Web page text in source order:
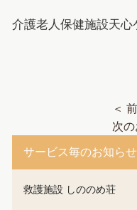
介護老人保健施設天心
＜
次の
サービス毎のお知らせ
救護施設 しののめ荘